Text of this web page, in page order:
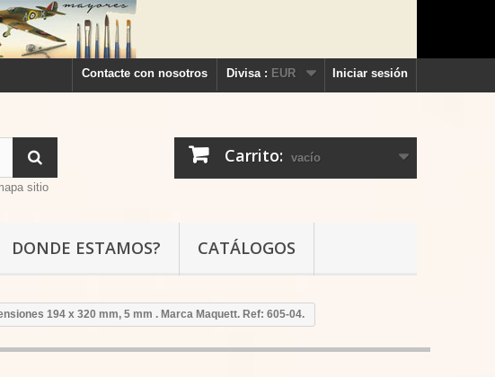
Iniciar sesión
Divisa : EUR
Contacte con nosotros
Carrito: vacío
sitio
DONDE ESTAMOS? CATÁLOGOS
194 x 320 mm, 5 mm . Marca Maquett. Ref: 605-04.